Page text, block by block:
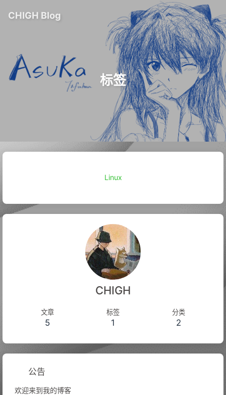
CHIGH Blog
标签
CHIGH
文章
5
标签
1
分类
2
公告
欢迎来到我的博客